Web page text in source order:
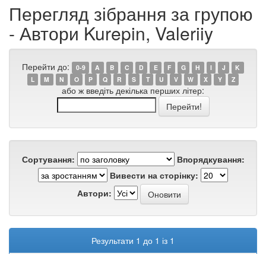
Перегляд зібрання за групою
- Автори Kurepin, Valeriiy
Перейти до: 0-9 A B C D E F G H I J
K
L
M N O P Q R S T U V W X Y Z
або ж введіть декілька перших літер:
Сортування:
Впорядкування:
Вивести на сторінку:
Автори:
Результати 1 до 1 із 1